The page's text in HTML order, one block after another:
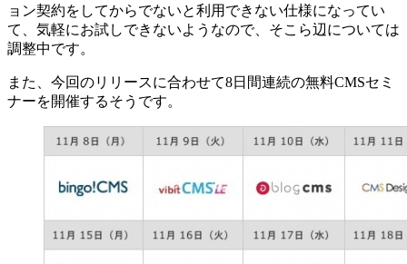
ョン契約をしてからでないと利用できない仕様になってい
て、気軽にお試しできないようなので、そこら辺については
調整中です。
また、今回のリリースに合わせて8日間連続の無料CMSセミ
ナーを開催するそうです。